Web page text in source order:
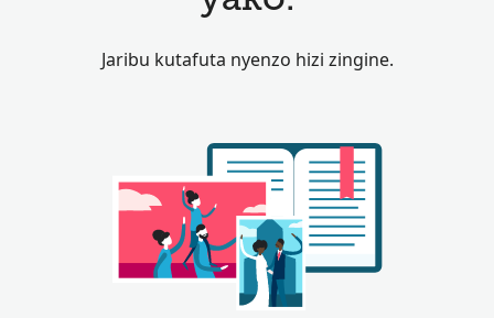
Jaribu kutafuta nyenzo hizi zingine.